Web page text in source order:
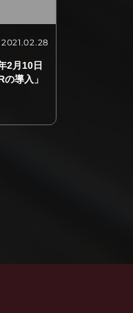
2021.02.28
2月10日
導入」